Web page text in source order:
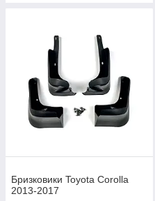
Бризковики Toyota Corolla
2013-2017